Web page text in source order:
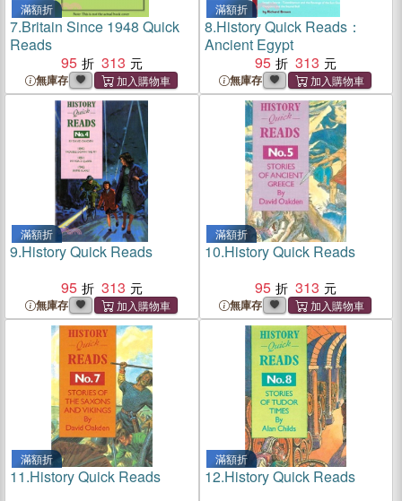
滿額折
7.Britain Since 1948 Quick
Reads
95
313
無庫存
滿額折
8.History Quick Reads：
Ancient Egypt
95
313
無庫存
滿額折
9.History Quick Reads
95
313
無庫存
滿額折
10.History Quick Reads
95
313
無庫存
滿額折
11.History Quick Reads
滿額折
12.History Quick Reads